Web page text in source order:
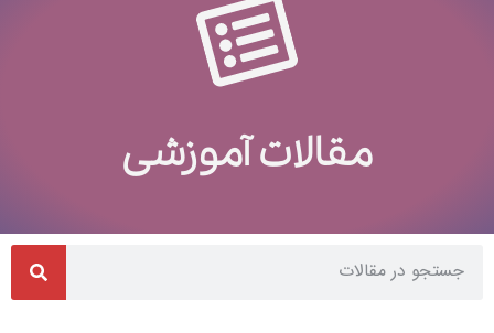
مقالات آموزشی